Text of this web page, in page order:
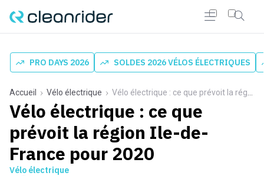
PRO DAYS 2026 SOLDES 2026 VÉLOS ÉLECTRIQUES
Accueil Vélo électrique Vélo électrique : ce que prévoit la région Ile-de-France pour 2020
Vélo électrique : ce que
prévoit la région Ile-de-
France pour 2020
Vélo électrique